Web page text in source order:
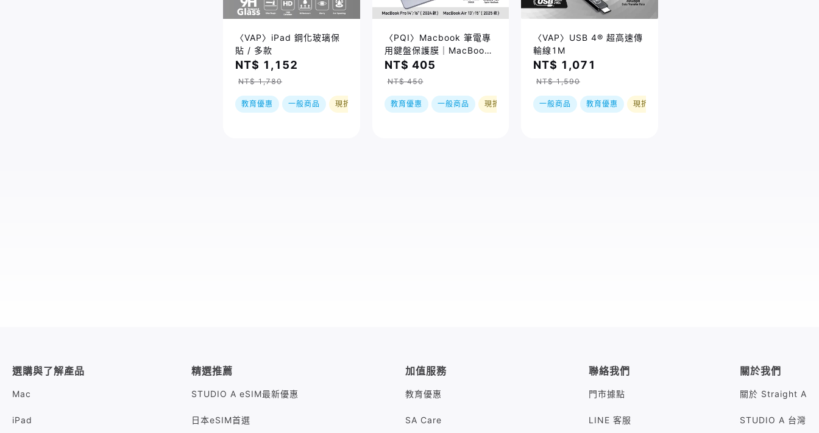
〈VAP〉iPad 鋼化玻璃保
貼 / 多款
NT$ 1,152
NT$ 1,780
教育優惠 一般商品 現折
〈PQI〉Macbook 筆電專
用鍵盤保護膜｜MacBook
Pro 14/16吋 (2021-
2024)、MacBook Air
NT$ 405
NT$ 450
教育優惠 一般商品 現折
〈VAP〉USB 4® 超高速傳
輸線1M
NT$ 1,071
NT$ 1,590
一般商品 教育優惠 現折
選購與了解產品
Mac
iPad
精選推薦
STUDIO A eSIM最新優惠
日本eSIM首選
加值服務
教育優惠
SA Care
聯絡我們
門市據點
LINE 客服
關於我們
關於 Straight A
STUDIO A 台灣